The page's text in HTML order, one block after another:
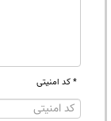
* کد امنیتی